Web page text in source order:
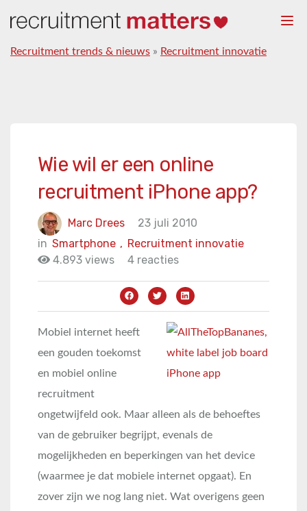
Recruitment trends & nieuws » Recruitment innovatie
Wie wil er een online
recruitment iPhone app?
Marc Drees
23 juli 2010
in
Recruitment innovatie
Smartphone ,
4.893 views
4 reacties
Mobiel internet heeft
een gouden toekomst
en mobiel online
recruitment
ongetwijfeld ook. Maar alleen als de behoeftes
van de gebruiker begrijpt, evenals de
mogelijkheden en beperkingen van het device
(waarmee je dat mobiele internet opgaat). En
zover zijn we nog lang niet. Wat overigens geen